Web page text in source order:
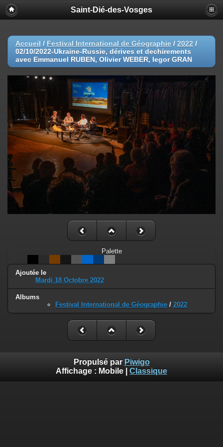
Saint-Dié-des-Vosges
Accueil / Festival International de Géographie / 2022 /
02/10/2022-Ukraine-Russie, dérives et dechirements
avec Emmanuel RUBEN, Olivier WEBER, Iegor GRAN
Palette
Ajoutée le
Mardi 18 Octobre 2022
Albums
Festival International de Géographie / 2022
Propulsé par Piwigo
Affichage : Mobile Classique